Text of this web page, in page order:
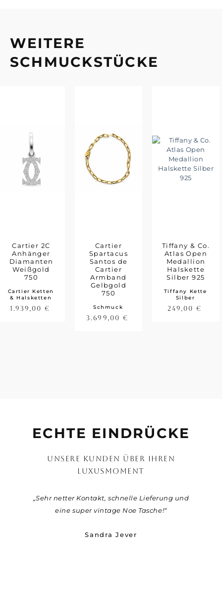
WEITERE
SCHMUCKSTÜCKE
Cartier Ketten
& Halsketten
Cartier 2C
Anhänger
Diamanten
Weißgold
750
1.939,00€ Schmuck
Cartier
Spartacus
Santos de
Cartier
Armband
Gelbgold
750
3.699,00 €
Tiffany Kette
Silber
Tiffany & Co.
Atlas Open
Medallion
Halskette
Silber 925
249,00€
ECHTE EINDRÜCKE
UNSERE KUNDEN ÜBER IHREN
LUXUSMOMENT
„Sehr netter Kontakt, schnelle Lieferung und
eine super vintage Noe Tasche!“
Sandra Jever